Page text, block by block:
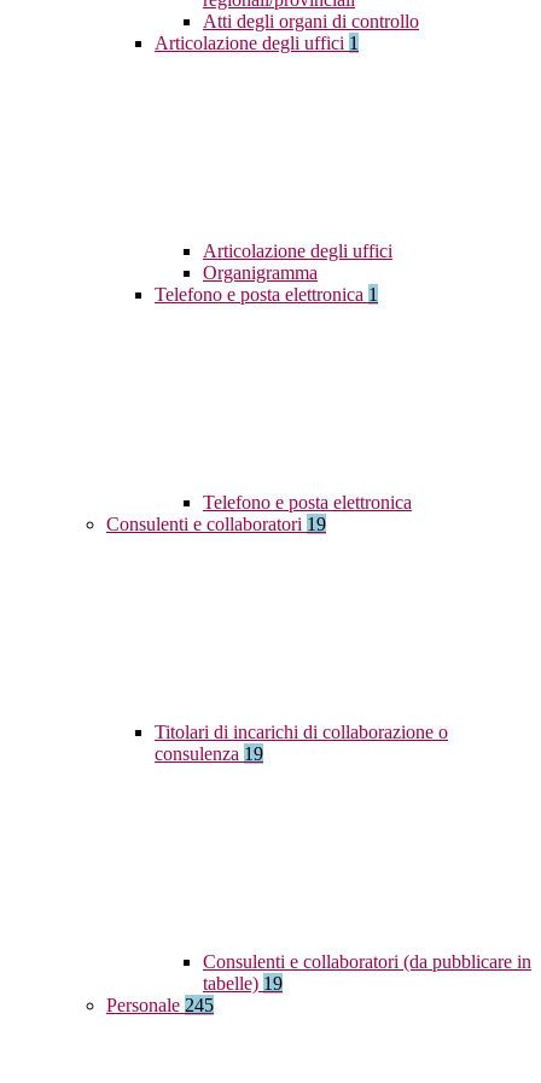
Atti degli organi di controllo
Articolazione degli uffici 1
Articolazione degli uffici
Organigramma
Telefono e posta elettronica 1
Telefono e posta elettronica
Consulenti e collaboratori 19
Titolari di incarichi di collaborazione o
consulenza 19
Consulenti e collaboratori (da pubblicare in
tabelle) 19
Personale 245